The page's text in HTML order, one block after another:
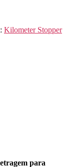
Kilometer Stopper
para